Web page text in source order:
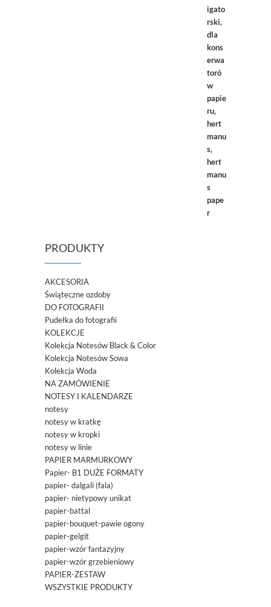
PRODUKTY
AKCESORIA
Świąteczne ozdoby
DO FOTOGRAFII
Pudełka do fotografii
KOLEKCJE
Kolekcja Notesów Black & Color
Kolekcja Notesów Sowa
Kolekcja Woda
NA ZAMÓWIENIE
NOTESY I KALENDARZE
notesy
notesy w kratkę
notesy w kropki
notesy w linie
PAPIER MARMURKOWY
Papier- B1 DUŻE FORMATY
papier- dalgali (fala)
papier- nietypowy unikat
papier-battal
papier-bouquet-pawie ogony
papier-gelgit
papier-wzór fantazyjny
papier-wzór grzebieniowy
PAPIER-ZESTAW
WSZYSTKIE PRODUKTY